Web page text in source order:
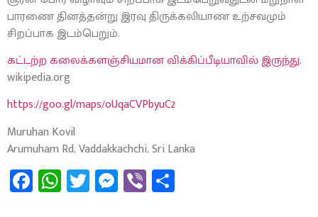
பாரணை தினத்தன்று இரவு திருக்கலியாண உற்சவமும்
சிறப்பாக இடம்பெறும்.
கட்டற்ற கலைக்களஞ்சியமான விக்கிப்பீடியாவில் இருந்து.
wikipedia.org
https://goo.gl/maps/oUqaCVPbyuC2
Muruhan Kovil
Arumuham Rd, Vaddakkachchi, Sri Lanka
Facebook
WhatsApp
Twitter
Messenger
Viber